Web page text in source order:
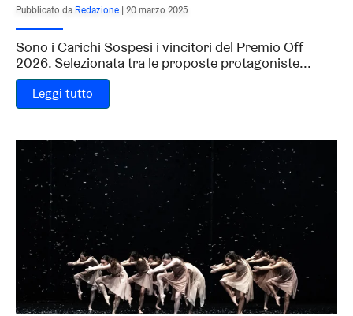
Pubblicato da Redazione 20 marzo 2025
Sono i Carichi Sospesi i vincitori del Premio Off
2026. Selezionata tra le proposte protagoniste...
Leggi tutto